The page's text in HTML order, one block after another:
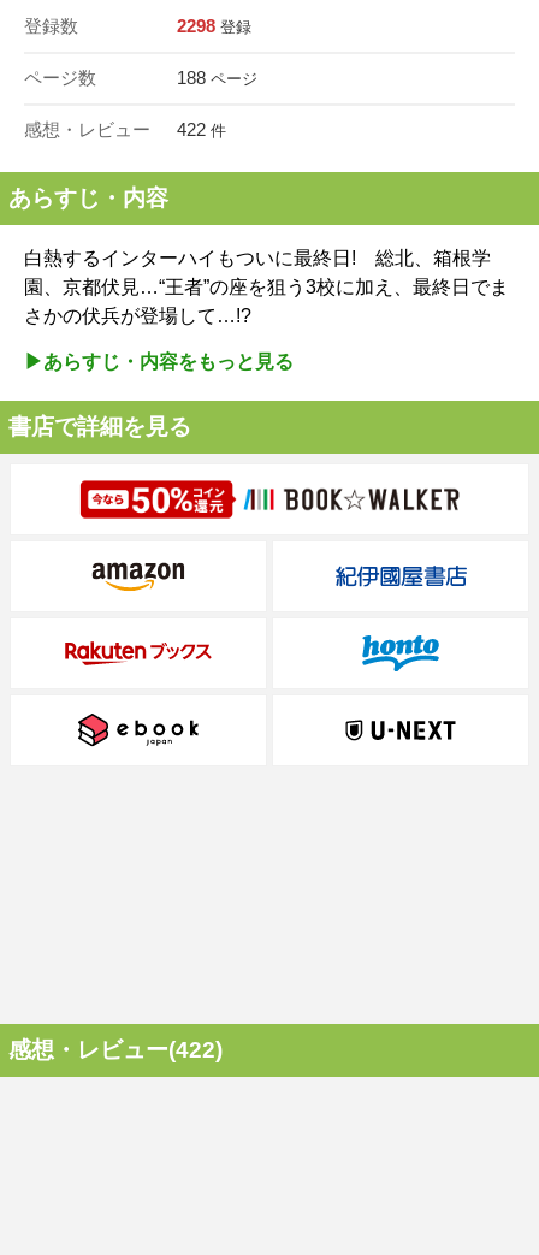
登録数 2298 登録
ページ数 188 ページ
感想・レビュー 422 件
あらすじ・内容
白熱するインターハイもついに最終日! 総北、箱根学
園、京都伏見…“王者”の座を狙う3校に加え、最終日でま
さかの伏兵が登場して…!?
▶︎あらすじ・内容をもっと見る
書店で詳細を見る
感想・レビュー(422)